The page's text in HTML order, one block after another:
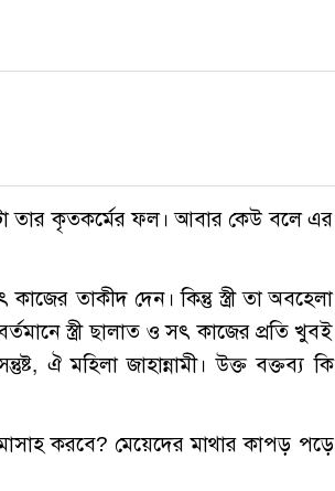
তার কৃতকর্মের ফল। আবার কেউ বলে এর
তাকীদ দেন। কিন্তু স্ত্রী তা অবহেলা
স্ত্রী ছালাত ও সৎ কাজের প্রতি খুবই
ঐ মহিলা জাহান্নামী। উক্ত বক্তব্য কি
করবে? মেয়েদের মাথার কাপড় পড়ে